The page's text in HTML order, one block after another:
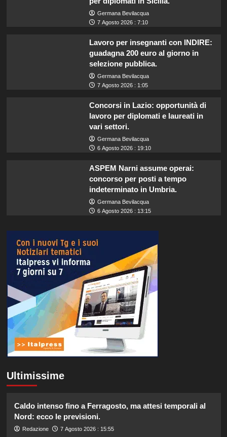
Germana Bevilacqua
7 Agosto 2026 : 7:10
Lavoro per insegnanti con INDIRE:
guadagna 200 euro al giorno in
selezione pubblica.
Germana Bevilacqua
7 Agosto 2026 : 1:05
Concorsi in Lazio: opportunità di
lavoro per diplomati e laureati in
vari settori.
Germana Bevilacqua
6 Agosto 2026 : 19:10
ASPEM Narni assume operai:
concorso per posti a tempo
indeterminato in Umbria.
Germana Bevilacqua
6 Agosto 2026 : 13:15
Ultimissime
Caldo intenso fino a Ferragosto, ma attesi temporali al
Nord: ecco le previsioni.
Redazione 7 Agosto 2026 : 15:55